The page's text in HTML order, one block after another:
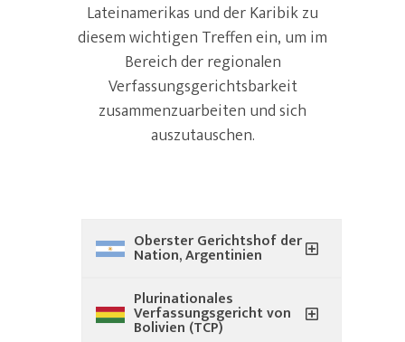
Lateinamerikas und der Karibik zu
diesem wichtigen Treffen ein, um im
Bereich der regionalen
Verfassungsgerichtsbarkeit
zusammenzuarbeiten und sich
auszutauschen.
Oberster Gerichtshof der
Nation, Argentinien
Plurinationales
Verfassungsgericht von
Bolivien (TCP)